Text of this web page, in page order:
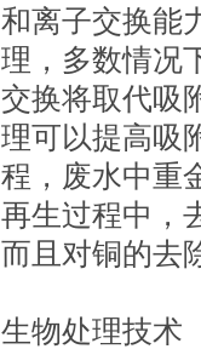
和离子交换能
理，多数情况
交换将取代吸
理可以提高吸
程，废水中重
再生过程中，
而且对铜的去
生物处理技术